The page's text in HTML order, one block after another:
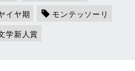
イヤ期
モンテッソーリ
学新人賞